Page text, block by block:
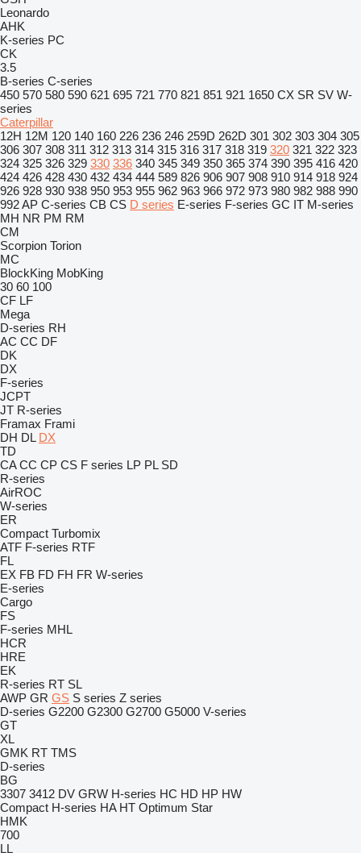
Leonardo
AHK
K-series PC
CK
3.5
B-series C-series
450 570 580 590 621 695 721 770 821 851 921 1650 CX SR SV W-
series
Caterpillar
12H 12M 120 140 160 226 236 246 259D 262D 301 302 303 304 305
306 307 308 311 312 313 314 315 316 317 318 319 320 321 322 323
324 325 326 329 330 336 340 345 349 350 365 374 390 395 416 420
424 426 428 430 432 434 444 589 826 906 907 908 910 914 918 924
926 928 930 938 950 953 955 962 963 966 972 973 980 982 988 990
992AP C-series CB CS D series E-series F-series GC IT M-series
MH NR PM RM
CM
Scorpion Torion
MC
BlockKing MobKing
30 60 100
CF LF
Mega
D-series RH
AC CC DF
DK
DX
F-series
JCPT
JT R-series
Framax Frami
DH DL DX
TD
CA CC CP CS F series LP PL SD
R-series
AirROC
W-series
ER
Compact Turbomix
ATF F-series RTF
FL
EX FB FD FH FR W-series
E-series
Cargo
FS
F-series MHL
HCR
HRE
EK
R-series RT SL
AWP GR GS S series Z series
D-series G2200 G2300 G2700 G5000 V-series
GT
XL
GMK RT TMS
D-series
BG
3307 3412 DV GRW H-series HC HD HP HW
Compact H-series HA HT Optimum Star
HMK
700
LL